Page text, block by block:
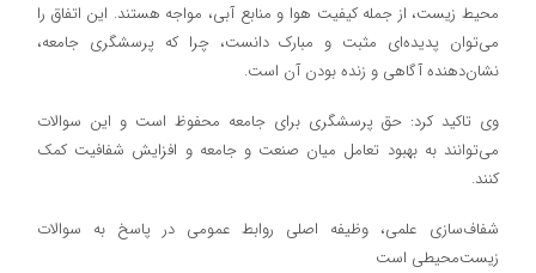
محیط زیست، از جمله کیفیت هوا و منابع آبی، مواجه هستند. این اتفاق را
می‌توان پدیده‌ای مثبت و مبارک دانست، چرا که پرسشگری جامعه،
نشان‌دهنده آگاهی و زنده بودن آن است.
وی تاکید کرد: حق پرسشگری برای جامعه محفوظ است و این سوالات
می‌توانند به بهبود تعامل میان صنعت و جامعه و افزایش شفافیت کمک
کنند.
شفاف‌سازی علمی، وظیفه اصلی روابط عمومی در پاسخ به سوالات
زیست‌محیطی است